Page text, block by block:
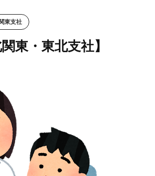
東支社
東・東北支社】